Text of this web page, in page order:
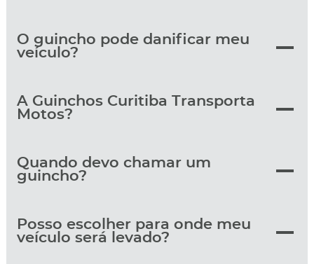
O guincho pode danificar meu
veículo?
A Guinchos Curitiba Transporta
Motos?
Quando devo chamar um
guincho?
Posso escolher para onde meu
veículo será levado?